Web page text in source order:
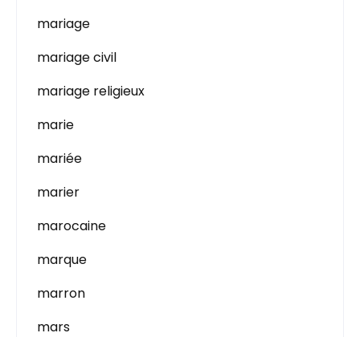
mariage
mariage civil
mariage religieux
marie
mariée
marier
marocaine
marque
marron
mars